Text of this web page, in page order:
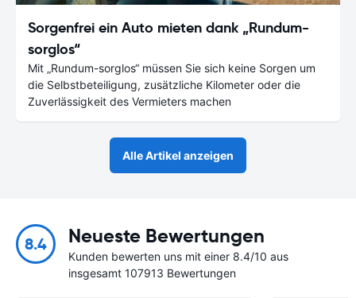
Sorgenfrei ein Auto mieten dank „Rundum-
sorglos“
Mit „Rundum-sorglos“ müssen Sie sich keine Sorgen um
die Selbstbeteiligung, zusätzliche Kilometer oder die
Zuverlässigkeit des Vermieters machen
Alle Artikel anzeigen
8.4 Neueste Bewertungen
Kunden bewerten uns mit einer 8.4/10 aus
insgesamt 107913 Bewertungen